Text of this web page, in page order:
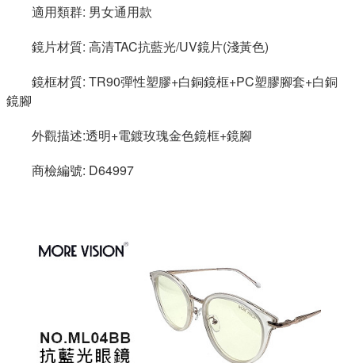
適用類群: 男女通用款
鏡片材質: 高清TAC抗藍光/UV鏡片(淺黃色)
鏡框材質: TR90彈性塑膠+白銅鏡框+PC塑膠腳套+白銅
鏡腳
外觀描述:透明+電鍍玫瑰金色鏡框+鏡腳
商檢編號: D64997